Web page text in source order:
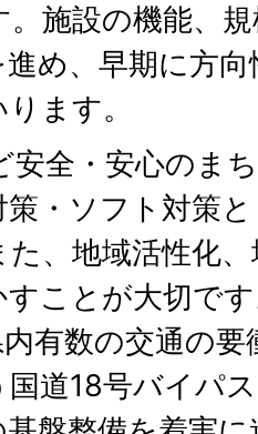
施設の機能、
め、早期に方
ます。
安全・安心のま
・ソフト対策
、地域活性化
ことが大切で
有数の交通の
道18号バイパ